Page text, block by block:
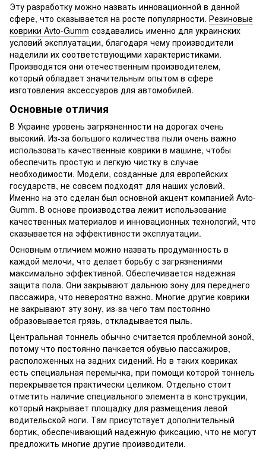
Эту разработку можно назвать инновационной в данной
сфере, что сказывается на росте популярности. Резиновые
коврики Avto-Gumm создавались именно для украинских
условий эксплуатации, благодаря чему производители
наделили их соответствующими характеристиками.
Производятся они отечественным производителем,
который обладает значительным опытом в сфере
изготовления аксессуаров для автомобилей.
Основные отличия
В Украине уровень загрязненности на дорогах очень
высокий. Из-за большого количества пыли очень важно
использовать качественные коврики в машине, чтобы
обеспечить простую и легкую чистку в случае
необходимости. Модели, созданные для европейских
государств, не совсем подходят для наших условий.
Именно на это сделан был основной акцент компанией Avto-
Gumm. В основе производства лежит использование
качественных материалов и инновационных технологий, что
сказывается на эффективности эксплуатации.
Основным отличием можно назвать продуманность в
каждой мелочи, что делает борьбу с загрязнениями
максимально эффективной. Обеспечивается надежная
защита пола. Они закрывают дальнюю зону для переднего
пассажира, что невероятно важно. Многие другие коврики
не закрывают эту зону, из-за чего там постоянно
образовывается грязь, откладывается пыль.
Центральная тоннель обычно считается проблемной зоной,
потому что постоянно пачкается обувью пассажиров,
расположенных на задних сидений. Но в таких ковриках
есть специальная перемычка, при помощи которой тоннель
перекрывается практически целиком. Отдельно стоит
отметить наличие специального элемента в конструкции,
который накрывает площадку для размещения левой
водительской ноги. Там присутствует дополнительный
бортик, обеспечивающий надежную фиксацию, что не могут
предложить многие другие производители.